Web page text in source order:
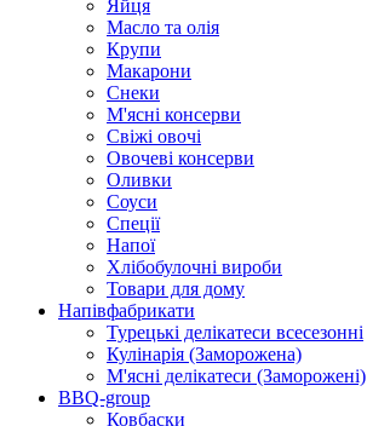
Яйця
Масло та олія
Крупи
Макарони
Снеки
М'ясні консерви
Свіжі овочі
Овочеві консерви
Оливки
Соуси
Спеції
Напої
Хлібобулочні вироби
Товари для дому
Напівфабрикати
Турецькі делікатеси всесезонні
Кулінарія (Заморожена)
М'ясні делікатеси (Заморожені)
BBQ-group
Ковбаски